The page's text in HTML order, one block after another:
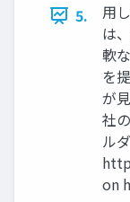
5.
用
は
軟
を
が
社
ル
on